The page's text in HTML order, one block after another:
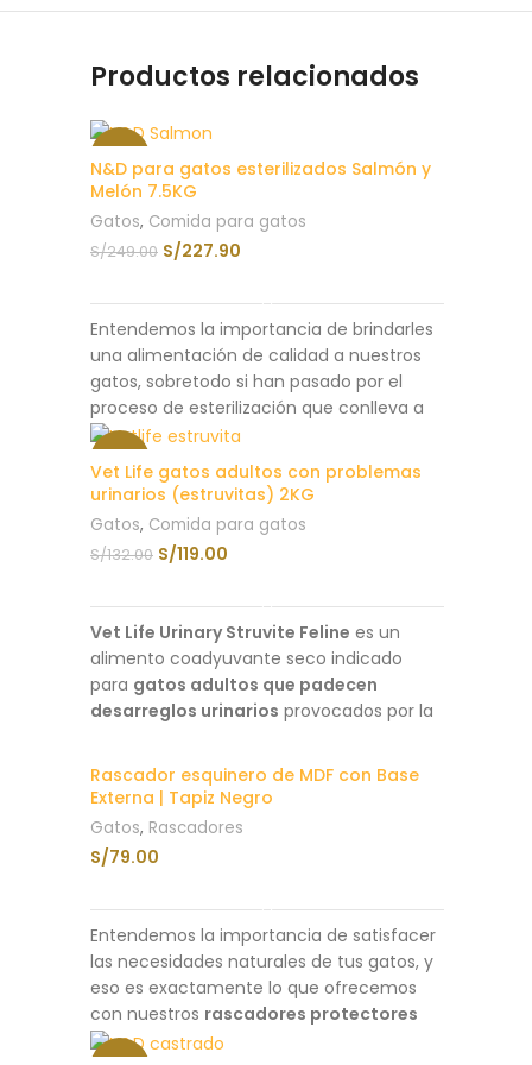
Productos relacionados
SOLD
N&D para gatos esterilizados Salmón y
Melón 7.5KG
Gatos, Comida para gatos
S/249.00 S/227.90
Entendemos la importancia de brindarles
una alimentación de calidad a nuestros
gatos, sobretodo si han pasado por el
proceso de esterilización que conlleva a
que tengan un metabolismo más lento y
que sean propensos a ganar peso.
Ocean Gato Castradoes un alimento
completo, que está especialmente
formulado para satisfacer las
necesidades nutricionales únicas de los
proteína de pescado.
Protenína bruta (mín) de 46.0%
Alimento libre de granos.
Sin colorantes ni aromas artificiales.
Descubre también la presentación en
N&D Gato Castrado Pollo y Granada
-10%
SOLD
Vet Life gatos adultos con problemas
urinarios (estruvitas) 2KG
Gatos, Comida para gatos
S/132.00 S/119.00
Vet Life Urinary Struvite Feline es un
alimento coadyuvante seco indicado
para gatos adultos que padecen
desarreglos urinarios provocados por la
estruvita. Las bajas concentraciones de
proteínas, calcio, fósforo y magnesio
contenidas en Farmina Vet Life Struvite
crean un entorno desfavorable a la
agregación y precipitación de los cristales
mantiene un pH urinario levemente ácido,
inhibiendo la formación de cristales y el
crecimiento bacteriano. Útil en el
tratamiento de la cistitis idiopática.
Rascador esquinero de MDF con Base
Externa | Tapiz Negro
Gatos, Rascadores
S/79.00
Entendemos la importancia de satisfacer
las necesidades naturales de tus gatos, y
eso es exactamente lo que ofrecemos
con nuestros rascadores protectores
de sillones: